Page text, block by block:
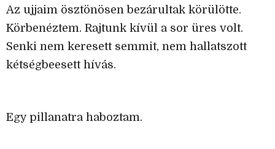
Az ujjaim ösztönösen bezárultak körülötte.
Körbenéztem. Rajtunk kívül a sor üres volt.
Senki nem keresett semmit, nem hallatszott
kétségbeesett hívás.
Egy pillanatra haboztam.